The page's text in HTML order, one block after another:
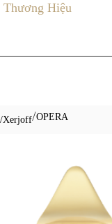
Thương Hiệu
Xerjoff/OPERA